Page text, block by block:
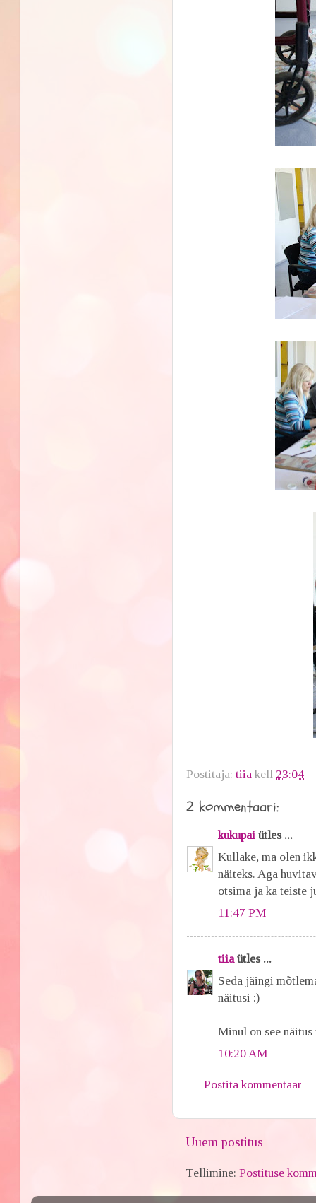
Postitaja:tiia kell 23:04
2 kommentaari:
kukupai ütles ...
Kullake, ma olen
näiteks. Aga
otsima ja ka teiste
11:47 PM
tiiaütles ...
Seda jäingi
näitusi :)
Minul on see näitus
10:20 AM
Postita kommentaar
Uuem postitus
Tellimine:Postituse